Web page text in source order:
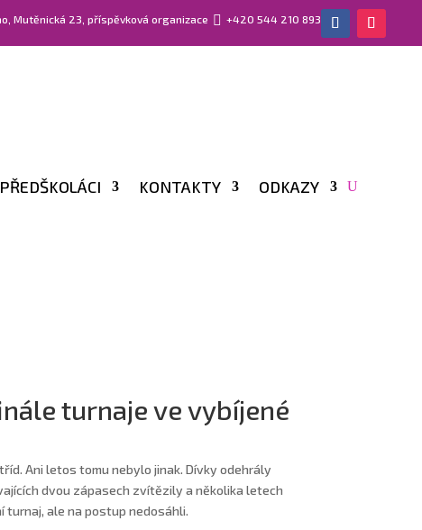
Mutěnická 23, příspěvková organizace  +420 544 210 893
PŘEDŠKOLÁCI KONTAKTY ODKAZY
turnaje ve vybíjené
Ani letos tomu nebylo jinak. Dívky odehrály
dvou zápasech zvítězily a několika letech
ale na postup nedosáhli.